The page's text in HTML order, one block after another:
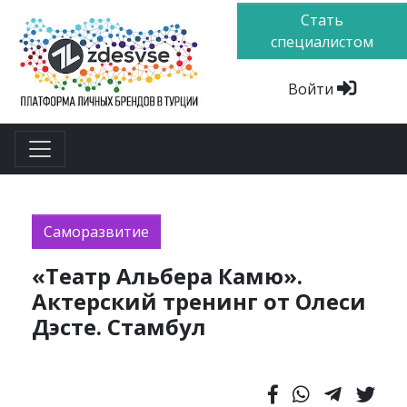
Стать
специалистом
Войти
Саморазвитие
«Театр Альбера Камю».
Актерский тренинг от Олеси
Дэсте. Стамбул